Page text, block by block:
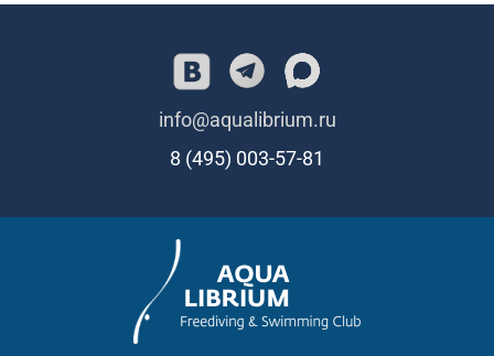
info@aqualibrium.ru
8 (495) 003-57-81